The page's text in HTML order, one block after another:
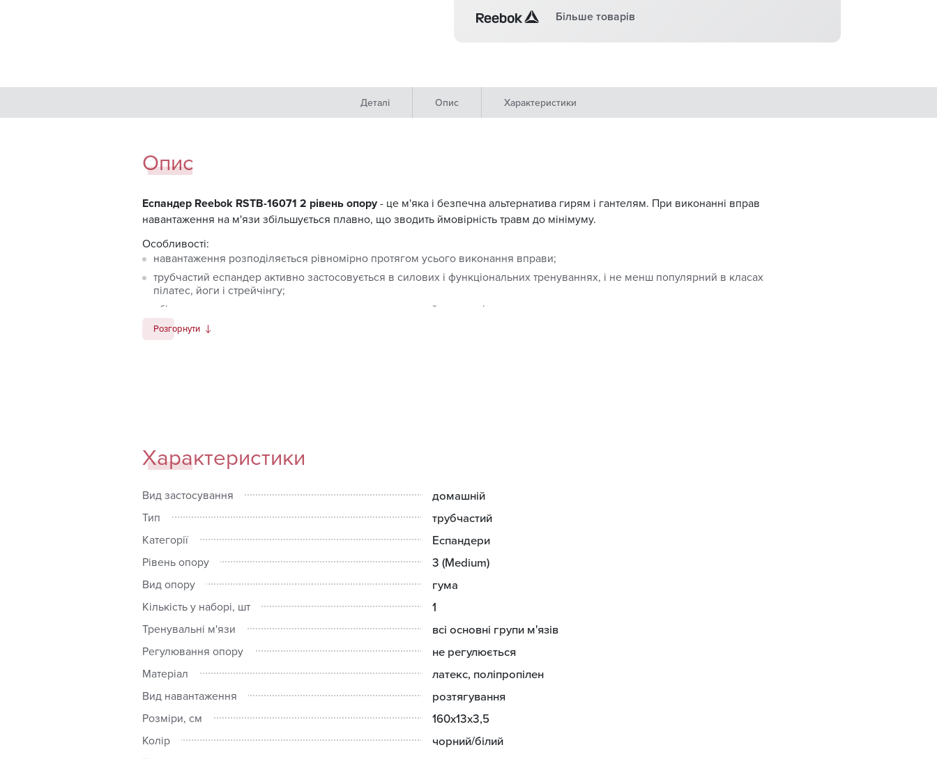
Більше товарів
Деталі Опис Характеристики
Опис
Еспандер Reebok RSTB-16071 2 рівень опору- це м'яка і безпечна альтернатива гирям і гантелям. При виконанні вправ
навантаження на м'язи збільшується плавно, що зводить ймовірність травм до мінімуму.
Особливості:
навантаження розподіляється рівномірно протягом усього виконання вправи;
трубчастий еспандер активно застосовується в силових і функціональних тренуваннях, і не менш популярний в класах
пілатес, йоги і стрейчінгу;
збільшення навантаження можна досягнути, склавши його навпіл;
застосовується не тільки в групових програмах, а й в тренажерному залі, як додаткове навантаження при тренуванні на
Розгорнути
Характеристики
Вид застосування домашній
Тип трубчастий
Категорії Еспандери
Рівень опору 3 (Medium)
Вид опору гума
Кількість у наборі, шт 1
Тренувальні м'язи всі основні групи м'язів
Регулювання опору не регулюється
Матеріал латекс, поліпропілен
Вид навантаження розтягування
Розміри, см 160x13x3,5
Колір чорний/білий